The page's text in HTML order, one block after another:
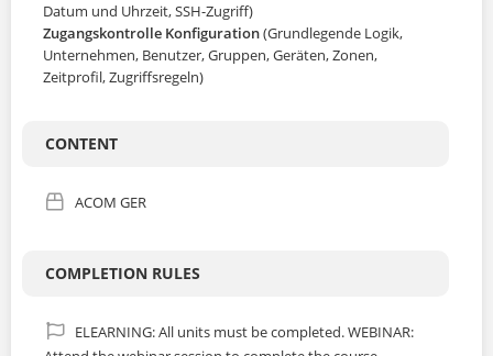
Datum und Uhrzeit, SSH-Zugriff)
Zugangskontrolle Konfiguration(Grundlegende Logik,
Unternehmen, Benutzer, Gruppen, Geräten, Zonen,
Zeitprofil, Zugriffsregeln)
CONTENT
ACOM GER
COMPLETION RULES
ELEARNING: All units must be completed. WEBINAR: